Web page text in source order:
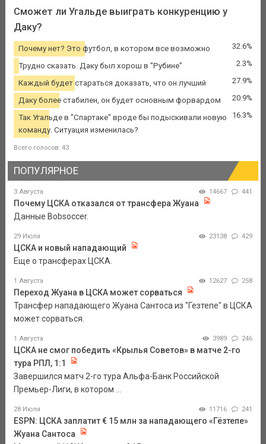
Сможет ли Угальде выиграть конкуренцию у
Даку?
Почему нет? Это футбол, в котором все возможно 32.6%
Трудно сказать. Даку был хорош в "Рубине" 2.3%
Каждый будет стараться доказать, что он лучший 27.9%
Даку более стабилен, он будет основным форвардом 20.9%
Так Угальде в "Спартаке" вроде бы подыскивали новую
команду. Ситуация изменилась?
16.3%
Всего голосов: 43
ПОПУЛЯРНОЕ
3 Августа 14667 441
Почему ЦСКА отказался от трансфера Жуана
Данные Bobsoccer.
29 Июля 23138 429
ЦСКА и новый нападающий
Еще о трансферах ЦСКА.
1 Августа 12627 258
Переход Жуана в ЦСКА может сорваться
Трансфер нападающего Жуана Сантоса из "Гезтепе" в ЦСКА
может сорваться.
1 Августа 3989 246
ЦСКА не смог победить «Крылья Советов» в матче 2-го
тура РПЛ, 1:1
Завершился матч 2-го тура Альфа-Банк Российской
Премьер-Лиги, в котором ...
28 Июля 11716 241
ESPN: ЦСКА заплатит € 15 млн за нападающего «Гёзтепе»
Жуана Сантоса